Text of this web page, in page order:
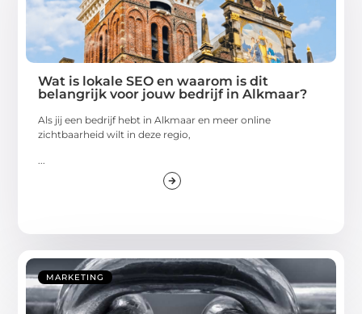
Wat is lokale SEO en waarom is dit
belangrijk voor jouw bedrijf in Alkmaar?
Als jij een bedrijf hebt in Alkmaar en meer online
zichtbaarheid wilt in deze regio,
...
MARKETING